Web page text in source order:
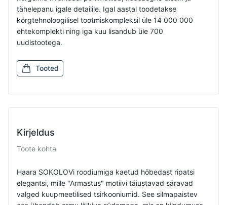
tähelepanu igale detailile. Igal aastal toodetakse
kõrgtehnoloogilisel tootmiskompleksil üle 14 000 000
ehtekomplekti ning iga kuu lisandub üle 700
uudistootega.
Tooted
Kirjeldus
Toote kohta
Haara SOKOLOVi roodiumiga kaetud hõbedast ripatsi
elegantsi, mille "Armastus" motiivi täiustavad säravad
valged kuupmeetilised tsirkooniumid. See silmapaistev